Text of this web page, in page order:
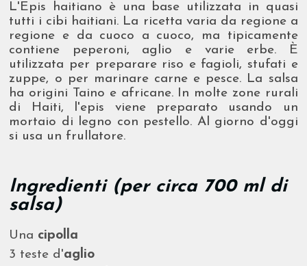
L'Epis haitiano è una base utilizzata in quasi
tutti i cibi haitiani. La ricetta varia da regione a
regione e da cuoco a cuoco, ma tipicamente
contiene peperoni, aglio e varie erbe. È
utilizzata per preparare riso e fagioli, stufati e
zuppe, o per marinare carne e pesce. La salsa
ha origini Taino e africane. In molte zone rurali
di Haiti, l'epis viene preparato usando un
mortaio di legno con pestello. Al giorno d'oggi
si usa un frullatore.
Ingredienti (per circa 700 ml di
salsa)
Una cipolla
3 teste d'aglio